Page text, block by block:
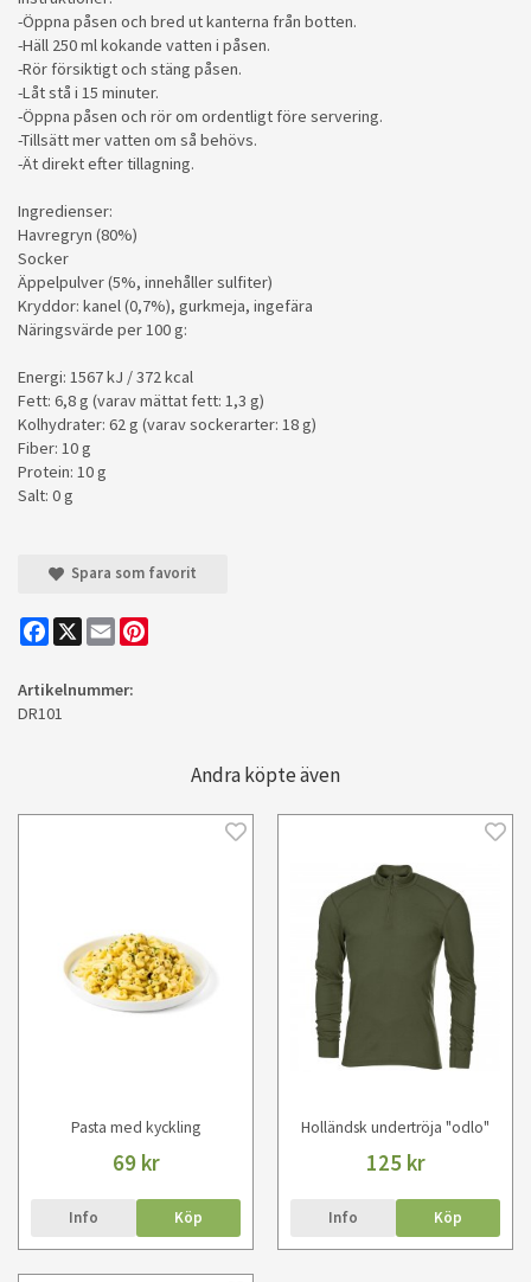
-Öppna påsen och bred ut kanterna från botten.
-Häll 250 ml kokande vatten i påsen.
-Rör försiktigt och stäng påsen.
-Låt stå i 15 minuter.
-Öppna påsen och rör om ordentligt före servering.
-Tillsätt mer vatten om så behövs.
-Ät direkt efter tillagning.
Ingredienser:
Havregryn (80%)
Socker
Äppelpulver (5%, innehåller sulfiter)
Kryddor: kanel (0,7%), gurkmeja, ingefära
Näringsvärde per 100 g:
Energi: 1567 kJ / 372 kcal
Fett: 6,8 g (varav mättat fett: 1,3 g)
Kolhydrater: 62 g (varav sockerarter: 18 g)
Fiber: 10 g
Protein: 10 g
Salt: 0 g
Spara som favorit
Facebook
X Email
Artikelnummer:
DR101
Andra köpte även
Pasta med kyckling
69 kr
Info Köp
Holländsk undertröja "odlo"
125 kr
Info Köp